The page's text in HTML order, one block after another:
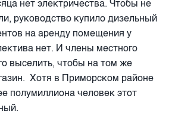
нет электричества. Чтобы не
руководство купило дизельный
на аренду помещения у
нет. И члены местного
выселить, чтобы на том же
Хотя в Приморском районе
полумиллиона человек этот